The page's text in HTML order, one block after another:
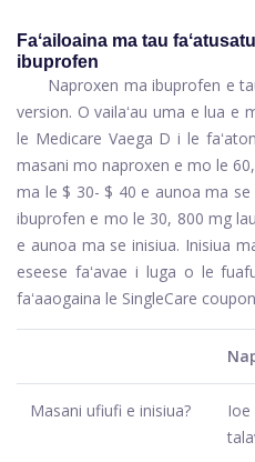
Faʻailoaina ma tau
ibuprofen
Naproxen ma ibuprofen e
version. O vailaʻau uma e lua e
le Medicare Vaega D i le
masani mo naproxen e mo le
ma le $ 30- $ 40 e aunoa ma
ibuprofen e mo le 30, 800 mg
e aunoa ma se inisiua. Inisiua
eseese faʻavae i luga o le
faʻaaogaina le SingleCare
Masani ufiufi e inisiua?
Ioe